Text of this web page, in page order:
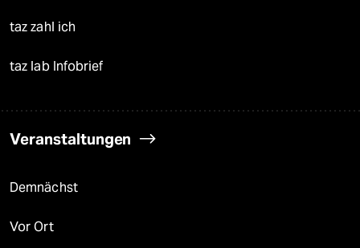
taz zahl ich
taz lab Infobrief
Veranstaltungen
Demnächst
Vor Ort